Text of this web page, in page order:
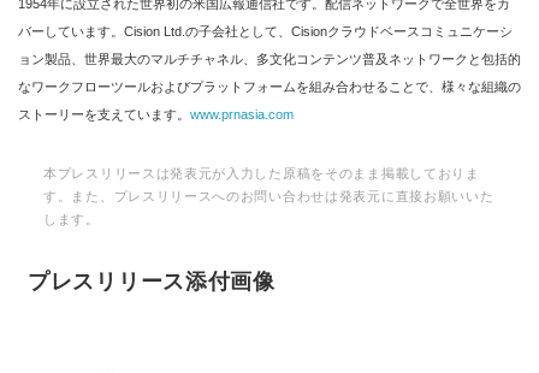
1954年に設立された世界初の米国広報通信社です。配信ネットワークで全世界をカ
バーしています。Cision Ltd.の子会社として、Cisionクラウドベースコミュニケーシ
ョン製品、世界最大のマルチチャネル、多文化コンテンツ普及ネットワークと包括的
なワークフローツールおよびプラットフォームを組み合わせることで、様々な組織の
ストーリーを支えています。 www.prnasia.com
本プレスリリースは発表元が入力した原稿をそのまま掲載しておりま
す。また、プレスリリースへのお問い合わせは発表元に直接お願いいた
します。
プレスリリース添付画像